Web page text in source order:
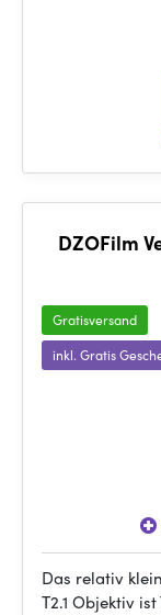
DZOFilm
Gratisversand
inkl. Gratis
Das relativ
T2.1 Objektiv ist